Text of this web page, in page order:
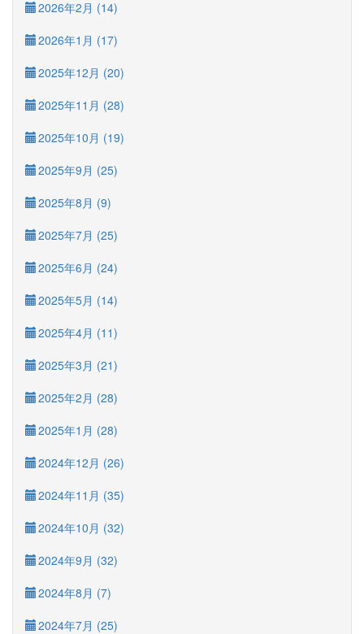
2026年2月 (14)
2026年1月 (17)
2025年12月 (20)
2025年11月 (28)
2025年10月 (19)
2025年9月 (25)
2025年8月 (9)
2025年7月 (25)
2025年6月 (24)
2025年5月 (14)
2025年4月 (11)
2025年3月 (21)
2025年2月 (28)
2025年1月 (28)
2024年12月 (26)
2024年11月 (35)
2024年10月 (32)
2024年9月 (32)
2024年8月 (7)
2024年7月 (25)